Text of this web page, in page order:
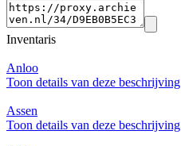
Inventaris
Anloo
Toon details van deze beschrijving
Assen
Toon details van deze beschrijving